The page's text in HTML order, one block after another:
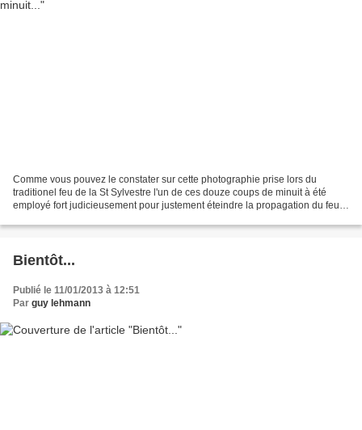
Comme vous pouvez le constater sur cette photographie prise lors du
traditionel feu de la St Sylvestre l'un de ces douze coups de minuit à été
employé fort judicieusement pour justement éteindre la propagation du feu
Bientôt...
Publié le 11/01/2013 à 12:51
Par guy lehmann